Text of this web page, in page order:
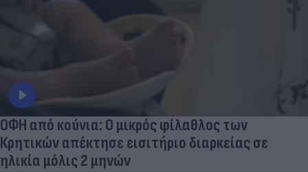
ΟΦΗ από κούνια: Ο μικρός φίλαθλος των
Κρητικών απέκτησε εισιτήριο διαρκείας σε
ηλικία μόλις 2 μηνών